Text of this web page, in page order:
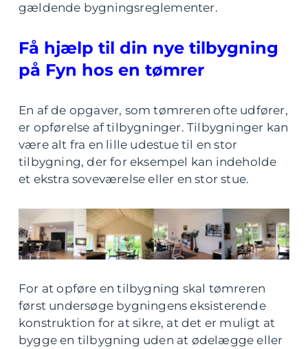
gældende bygningsreglementer.
Få hjælp til din nye tilbygning
på Fyn hos en tømrer
En af de opgaver, som tømreren ofte udfører,
er opførelse af tilbygninger. Tilbygninger kan
være alt fra en lille udestue til en stor
tilbygning, der for eksempel kan indeholde
et ekstra soveværelse eller en stor stue.
For at opføre en tilbygning skal tømreren
først undersøge bygningens eksisterende
konstruktion for at sikre, at det er muligt at
bygge en tilbygning uden at ødelægge eller